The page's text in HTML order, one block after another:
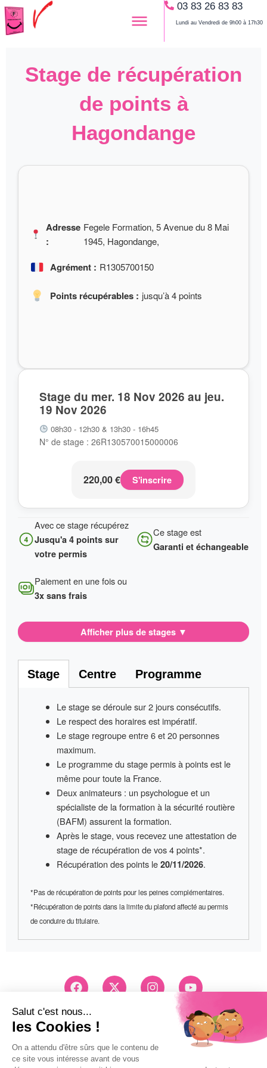
Aller
au
contenu
03 83 26 83 83
Lundi au Vendredi de 9h00 à 17h30
Stage de récupération
de points à
Hagondange
Adresse
:
Fegele Formation, 5 Avenue du 8 Mai
1945, Hagondange,
Agrément : R1305700150
Points récupérables : jusqu’à 4 points
Stage du mer. 18 Nov 2026 au jeu.
19 Nov 2026
08h30 - 12h30 & 13h30 - 16h45
N° de stage : 26R130570015000006
220,00€ S'inscrire
Avec ce stage récupérez
Jusqu'a 4 points sur
votre permis
Ce stage est
Garanti et échangeable
Paiement en une fois ou
3x sans frais
Afficher plus de stages ▼
Stage Centre Programme
Le stage se déroule sur2 jours consécutifs.
Le respect des horaires est impératif.
Le stage regroupe entre6 et 20 personnes
maximum.
Le programme du stage permis à pointsest le
même pour toute la France.
Deux animateurs: un psychologue et un
spécialiste de la formation à la sécurité routière
(BAFM) assurent la formation.
Après le stage, vous recevez uneattestation de
stagede récupération de vos 4 points*.
Récupération des points le 20/11/2026.
*Pas de récupération de points pour les peines complémentaires.
*Récupération de points dans la limite du plafond affecté au permis
de conduire du titulaire.
F
a
e
b
o
k
X
-
t
e
I
n
r
Y
o
t
u
b
03 83 26 83 83
Pri d'un appel local